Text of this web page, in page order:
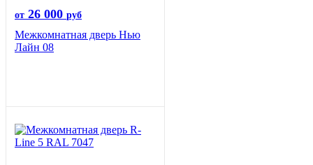
от 26 000 руб
Межкомнатная дверь Нью
Лайн 08